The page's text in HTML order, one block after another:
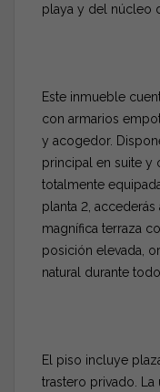
playa y del núcleo
Este inmueble
con armarios
y acogedor.
principal en suite y
totalmente
planta 2, accederás
magnífica terraza
posición elevada,
natural durante
El piso incluye
trastero privado.